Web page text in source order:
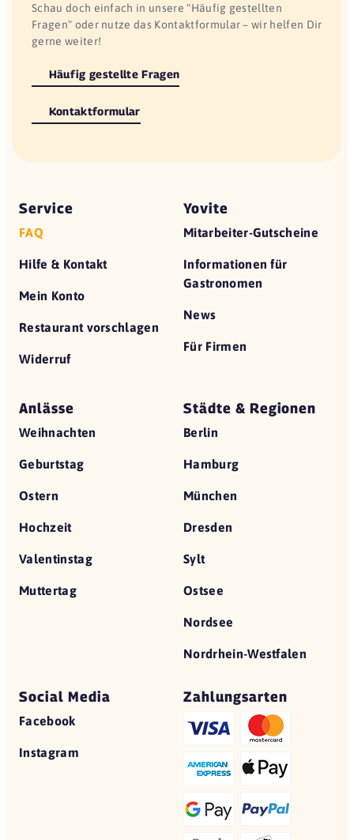
Schau doch einfach in unsere "Häufig gestellten
Fragen" oder nutze das Kontaktformular – wir helfen Dir
gerne weiter!
Häufig gestellte Fragen
Kontaktformular
Service
FAQ
Hilfe & Kontakt
Mein Konto
Restaurant vorschlagen
Widerruf
Yovite
Mitarbeiter-Gutscheine
Informationen für
Gastronomen
News
Für Firmen
Anlässe
Weihnachten
Geburtstag
Ostern
Hochzeit
Valentinstag
Muttertag
Städte & Regionen
Berlin
Hamburg
München
Dresden
Sylt
Ostsee
Nordsee
Nordrhein-Westfalen
Social Media
Facebook
Instagram
Zahlungsarten